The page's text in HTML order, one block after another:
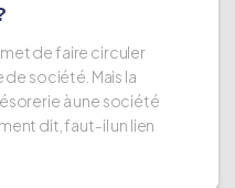
de faire circuler
de société. Mais la
à une société
dit, faut-il un lien